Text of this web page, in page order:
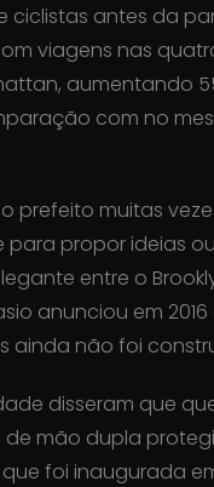
ciclistas antes da
viagens nas
aumentando
com no
prefeito muitas
propor ideias
entre o
anunciou em
ainda não foi
disseram que
de mão dupla
foi inaugurada